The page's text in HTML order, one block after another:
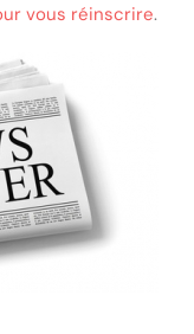
vous réinscrire.